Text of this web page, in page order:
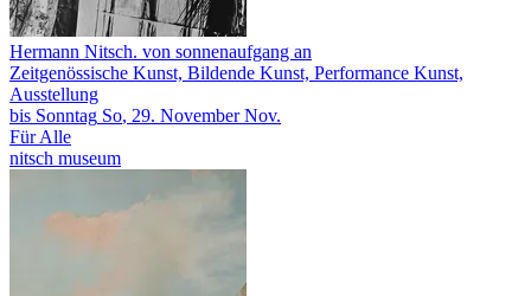
Hermann Nitsch. von sonnenaufgang an
Zeitgenössische Kunst, Bildende Kunst, Performance Kunst,
Ausstellung
bis Sonntag So, 29. November Nov.
Für Alle
nitsch museum